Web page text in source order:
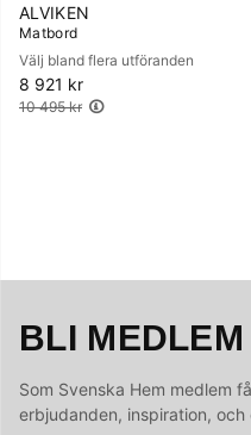
ALVIKEN
Matbord
Välj bland flera utföranden
8 921 kr
Ordinarie pris:
10 495 kr
BLI MEDLEM
Som Svenska Hem medlem
erbjudanden, inspiration,